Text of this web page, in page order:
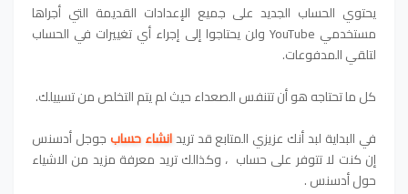
يحتوي الحساب الجديد على جميع الإعدادات القديمة التي أجراها
مستخدمي YouTube ولن يحتاجوا إلى إجراء أي تغييرات في الحساب
لتلقي المدفوعات.
كل ما تحتاجه هو أن تتنفس الصعداء حيث لم يتم التخلص من تسييلك.
في البداية لبد أنك عزيزي المتابع قد تريدانشاء حسابجوجل أدسنس
إن كنت لا تتوفر على حساب ، وكذالك تريد معرفة مزيد من الاشياء
حول أدسنس .